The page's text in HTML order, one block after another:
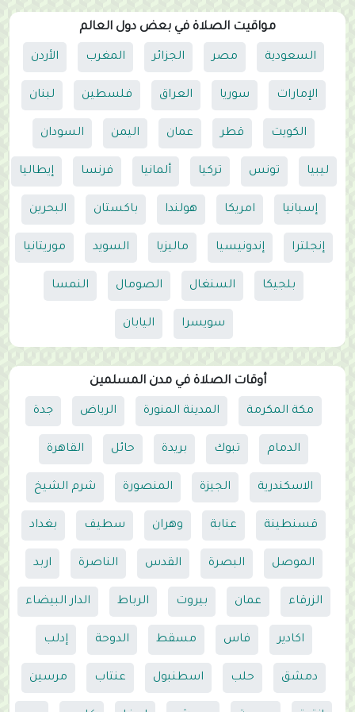
مواقيت الصلاة في بعض دول العالم
السعودية مصر الجزائر المغرب الأردن
الإمارات سوريا العراق فلسطين لبنان
الكويت قطر عمان اليمن السودان
ليبيا تونس تركيا ألمانيا فرنسا إيطاليا
إسبانيا امريكا هولندا باكستان البحرين
إنجلترا إندونيسيا ماليزيا السويد موريتانيا
بلجيكا السنغال الصومال النمسا
سويسرا اليابان
أوقات الصلاة في مدن المسلمين
مكة المكرمة المدينة المنورة الرياض جدة
الدمام تبوك بريدة حائل القاهرة
الاسكندرية الجيزة المنصورة شرم الشيخ
قسنطينة عنابة وهران سطيف بغداد
الموصل البصرة القدس الناصرة اربد
الزرقاء عمان بيروت الرباط الدار البيضاء
اكادير فاس مسقط الدوحة إدلب
دمشق حلب اسطنبول عنتاب مرسين